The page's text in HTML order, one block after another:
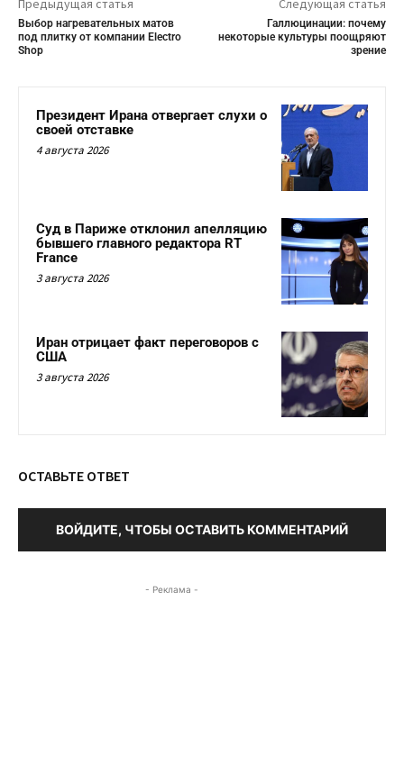
Предыдущая статья
Выбор нагревательных матов
под плитку от компании Electro
Shop
Следующая статья
Галлюцинации: почему
некоторые культуры поощряют
зрение
Президент Ирана отвергает слухи о
своей отставке
4 августа 2026
Суд в Париже отклонил апелляцию
бывшего главного редактора RT
France
3 августа 2026
Иран отрицает факт переговоров с
США
3 августа 2026
ОСТАВЬТЕ ОТВЕТ
ВОЙДИТЕ, ЧТОБЫ ОСТАВИТЬ КОММЕНТАРИЙ
- Реклама -